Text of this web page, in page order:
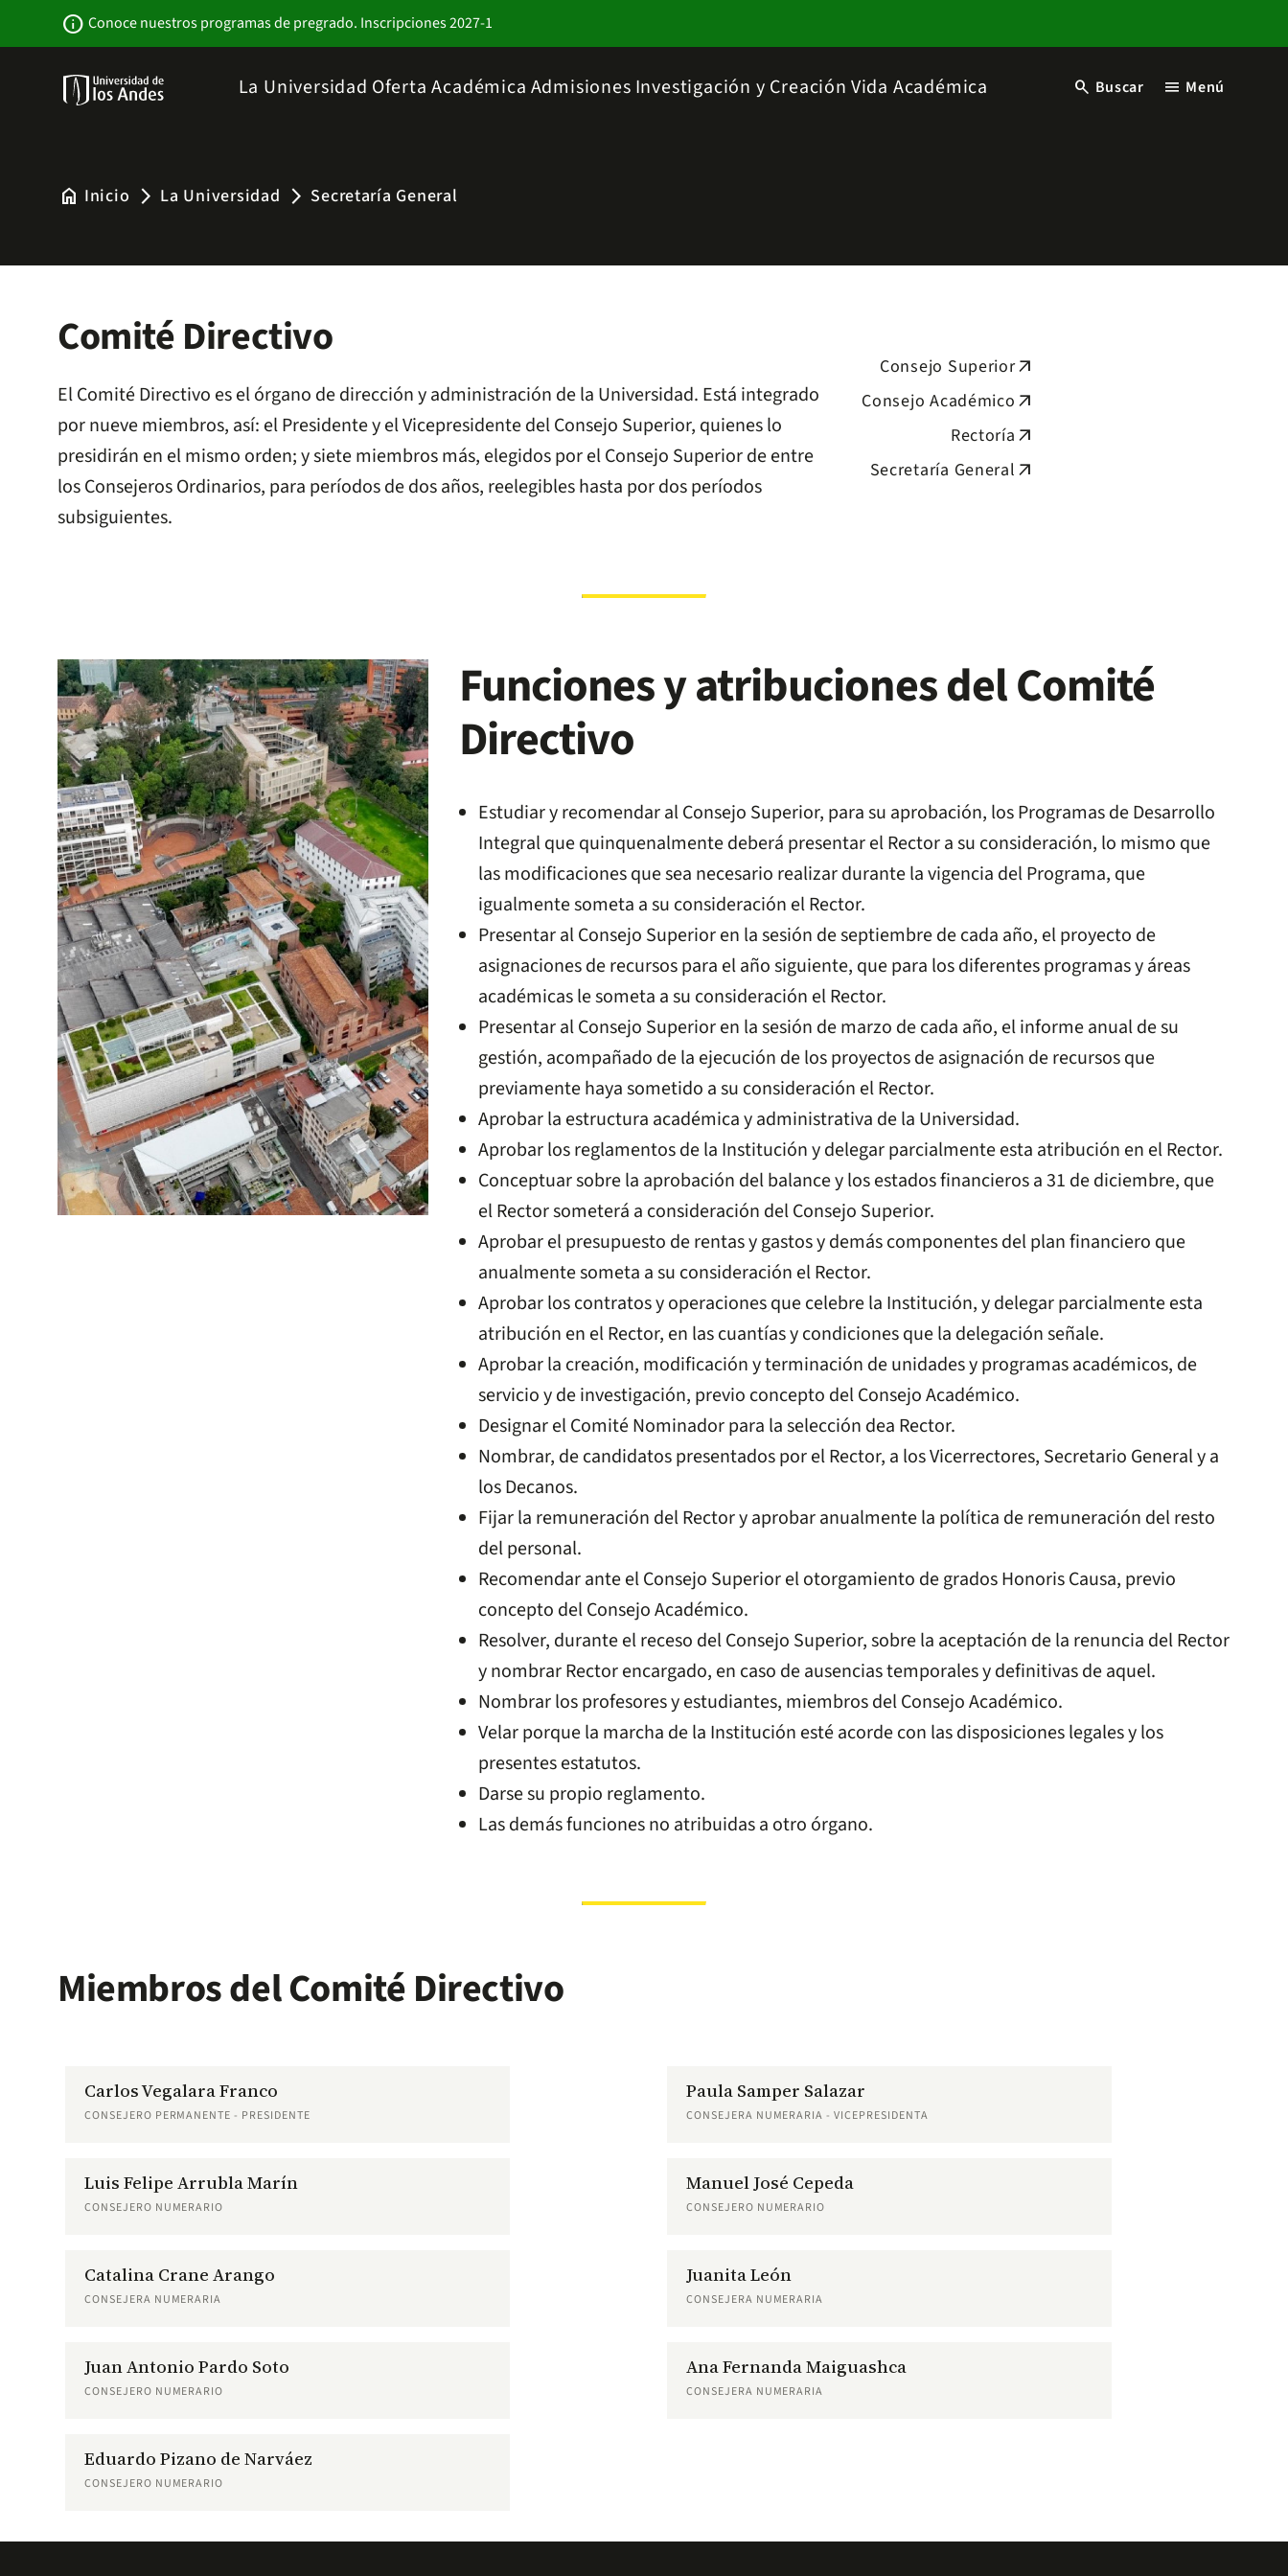
info Conoce nuestros programas de pregrado. Inscripciones 2027-1
La Universidad Oferta Académica Admisiones Investigación y Creación Vida Académica search Buscar menu Menú
home Inicio arrow_forward_ios La Universidad arrow_forward_ios Secretaría General
Comité Directivo
El Comité Directivo es el órgano de dirección y administración de la Universidad. Está integrado
por nueve miembros, así: el Presidente y el Vicepresidente del Consejo Superior, quienes lo
presidirán en el mismo orden; y siete miembros más, elegidos por el Consejo Superior de entre
los Consejeros Ordinarios, para períodos de dos años, reelegibles hasta por dos períodos
subsiguientes.
Consejo Superiorarrow_outward
Consejo Académico arrow_outward
Rectoría arrow_outward
Secretaría General arrow_outward
Funciones y atribuciones del Comité
Directivo
Estudiar y recomendar al Consejo Superior, para su aprobación, los Programas de Desarrollo
Integral que quinquenalmente deberá presentar el Rector a su consideración, lo mismo que
las modificaciones que sea necesario realizar durante la vigencia del Programa, que
igualmente someta a su consideración el Rector.
Presentar al Consejo Superior en la sesión de septiembre de cada año, el proyecto de
asignaciones de recursos para el año siguiente, que para los diferentes programas y áreas
académicas le someta a su consideración el Rector.
Presentar al Consejo Superior en la sesión de marzo de cada año, el informe anual de su
gestión, acompañado de la ejecución de los proyectos de asignación de recursos que
previamente haya sometido a su consideración el Rector.
Aprobar la estructura académica y administrativa de la Universidad.
Aprobar los reglamentos de la Institución y delegar parcialmente esta atribución en el Rector.
Conceptuar sobre la aprobación del balance y los estados financieros a 31 de diciembre, que
el Rector someterá a consideración del Consejo Superior.
Aprobar el presupuesto de rentas y gastos y demás componentes del plan financiero que
anualmente someta a su consideración el Rector.
Aprobar los contratos y operaciones que celebre la Institución, y delegar parcialmente esta
atribución en el Rector, en las cuantías y condiciones que la delegación señale.
Aprobar la creación, modificación y terminación de unidades y programas académicos, de
servicio y de investigación, previo concepto del Consejo Académico.
Designar el Comité Nominador para la selección dea Rector.
Nombrar, de candidatos presentados por el Rector, a los Vicerrectores, Secretario General y a
los Decanos.
Fijar la remuneración del Rector y aprobar anualmente la política de remuneración del resto
del personal.
Recomendar ante el Consejo Superior el otorgamiento de grados Honoris Causa, previo
concepto del Consejo Académico.
Resolver, durante el receso del Consejo Superior, sobre la aceptación de la renuncia del Rector
y nombrar Rector encargado, en caso de ausencias temporales y definitivas de aquel.
Nombrar los profesores y estudiantes, miembros del Consejo Académico.
Velar porque la marcha de la Institución esté acorde con las disposiciones legales y los
presentes estatutos.
Darse su propio reglamento.
Las demás funciones no atribuidas a otro órgano.
Miembros del Comité Directivo
Carlos Vegalara Franco
CONSEJERO PERMANENTE - PRESIDENTE
Luis Felipe Arrubla Marín
CONSEJERO NUMERARIO
Catalina Crane Arango
CONSEJERA NUMERARIA
Juan Antonio Pardo Soto
CONSEJERO NUMERARIO
Eduardo Pizano de Narváez
CONSEJERO NUMERARIO
Paula Samper Salazar
CONSEJERA NUMERARIA - VICEPRESIDENTA
Manuel José Cepeda
CONSEJERO NUMERARIO
Juanita León
CONSEJERA NUMERARIA
Ana Fernanda Maiguashca
CONSEJERA NUMERARIA